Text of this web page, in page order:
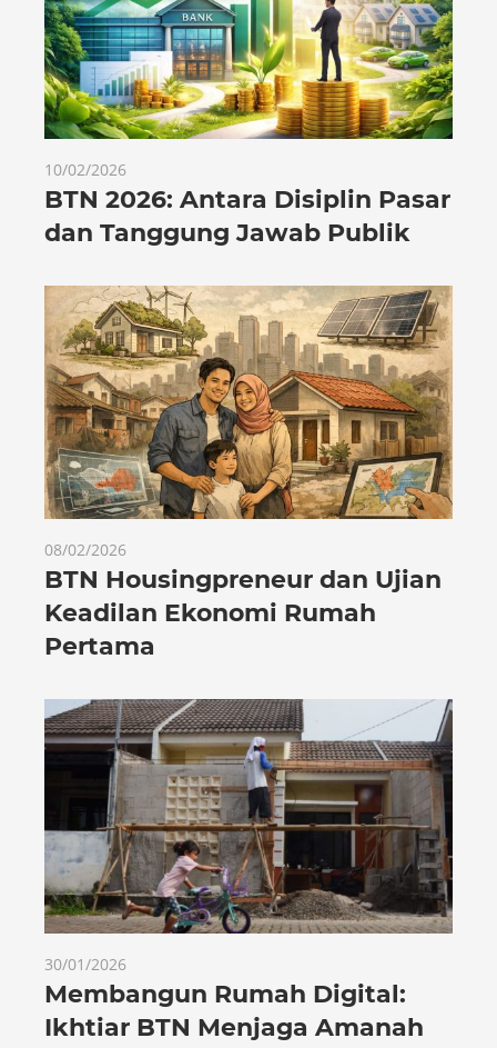
10/02/2026
BTN 2026: Antara Disiplin Pasar
dan Tanggung Jawab Publik
08/02/2026
BTN Housingpreneur dan Ujian
Keadilan Ekonomi Rumah
Pertama
30/01/2026
Membangun Rumah Digital:
Ikhtiar BTN Menjaga Amanah